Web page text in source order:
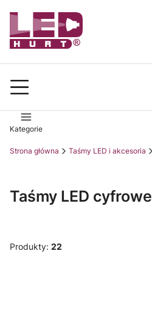
Kategorie
Strona główna Taśmy LED i akcesoria
Taśmy LED cyfrowe
Produkty: 22